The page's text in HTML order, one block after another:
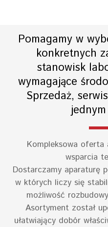
Pomagamy w
konkretnych
stanowisk
wymagające
Sprzedaż,
Kompleksowa oferta
wsparcia
Dostarczamy aparaturę
w których liczy się
możliwość
Asortyment został
ułatwiający dobór